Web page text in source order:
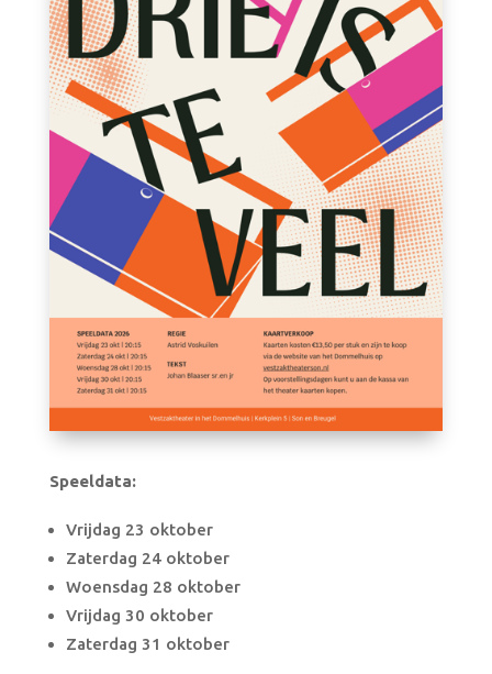
Speeldata:
Vrijdag 23 oktober
Zaterdag 24 oktober
Woensdag 28 oktober
Vrijdag 30 oktober
Zaterdag 31 oktober